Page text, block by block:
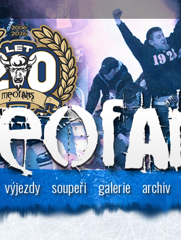
výjezdy soupeři galerie archiv